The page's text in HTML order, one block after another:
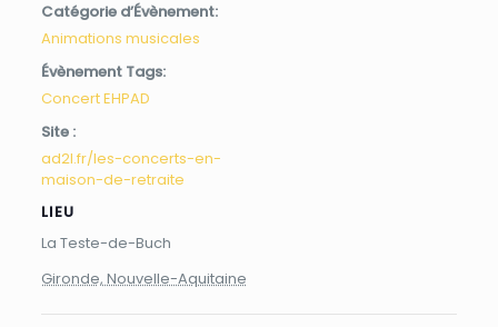
Catégorie d’Évènement:
Animations musicales
Évènement Tags:
Concert EHPAD
Site :
ad2l.fr/les-concerts-en-
maison-de-retraite
LIEU
La Teste-de-Buch
Gironde, Nouvelle-Aquitaine